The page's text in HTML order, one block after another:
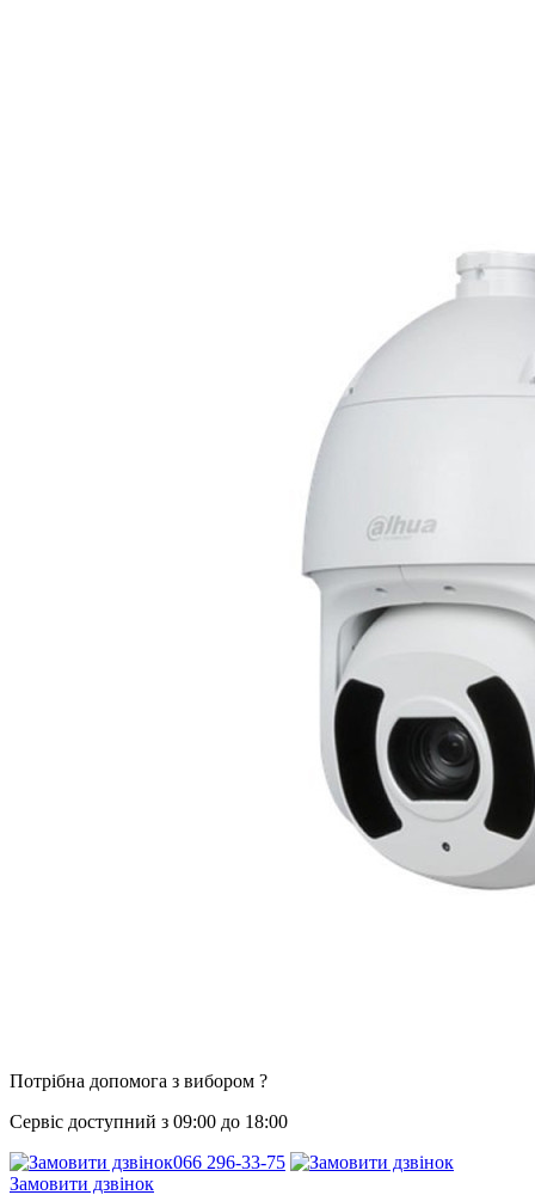
Потрібна допомога з вибором ?
Сервіс доступний з 09:00 до 18:00
066 296-33-75
Замовити дзвінок